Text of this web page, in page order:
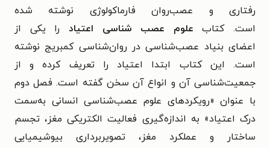
رفتاری و عصب‌روان فارماکولوژی نوشته شده
است.کتاب علوم عصب شناسی اعتیاد را یکی از
اعضای بنیاد عصب‌شناسی در روان‌شناسی کمبریج نوشته
است. این کتاب ابتدا اعتیاد را تعریف کرده و از
جمعیت‌شناسی آن و انواع آن سخن گفته است. فصل دوم
با عنوان «رویکردهای علوم عصب‌شناسی انسانی به‌سمت
درک اعتیاد» به اندازه‌گیری فعالیت الکتریکی مغز، تجسم
ساختار و عملکرد مغز، تصویربرداری بیوشیمیایی